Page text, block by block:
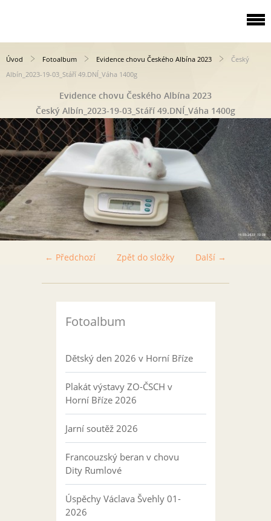
Úvod Fotoalbum Evidence chovu Českého Albína 2023
Český
Albín_2023-19-03_Stáří 49.DNÍ_Váha 1400g
Evidence chovu Českého Albína 2023
Český Albín_2023-19-03_Stáří 49.DNÍ_Váha 1400g
← Předchozí Další →
Zpět do složky
Fotoalbum
Dětský den 2026 v Horní Bříze
Plakát výstavy ZO-ČSCH v
Horní Bříze 2026
Jarní soutěž 2026
Francouzský beran v chovu
Dity Rumlové
Úspěchy Václava Švehly 01-
2026